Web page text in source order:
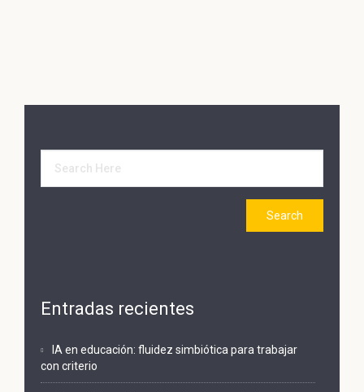
Entradas recientes
IA en educación: fluidez simbiótica para trabajar
con criterio